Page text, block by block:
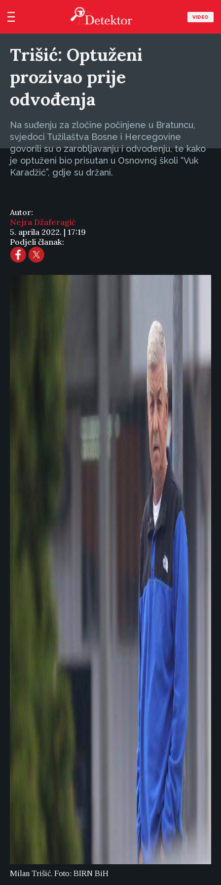
VIDEO
Trišić: Optuženi
prozivao prije
odvođenja
Na suđenju za zločine počinjene u Bratuncu,
svjedoci Tužilaštva Bosne i Hercegovine
govorili su o zarobljavanju i odvođenju, te kako
je optuženi bio prisutan u Osnovnoj školi “Vuk
Karadžić”, gdje su držani.
Autor:
Nejra Džaferagić
5. aprila 2022. | 17:19
Podjeli članak:
Milan Trišić. Foto: BIRN BiH